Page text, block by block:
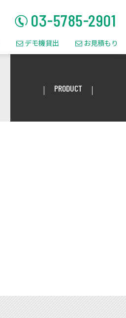
 デモ機貸出  お見積もり
PRODUCT